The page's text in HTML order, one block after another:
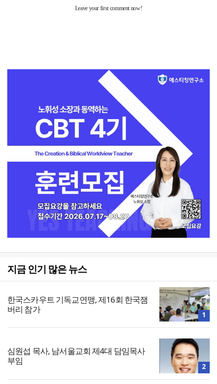
지금 인기 많은 뉴스
한국스카우트 기독교연맹, 제16회 한국잼
버리 참가
1
심원섭 목사, 남서울교회 제4대 담임목사
부임
2